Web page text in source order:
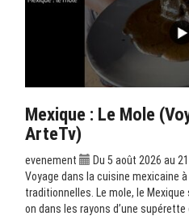
Mexique : Le Mole
ArteTv)
evenement
Du 5 août 2026 au
Voyage dans la cuisine mexicaine
traditionnelles. Le mole, le
on dans les rayons d’une supérette